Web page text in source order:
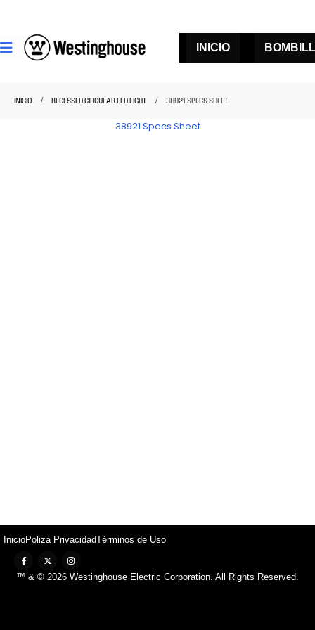
INICIO
INICIO RECESSED CIRCULAR LED LIGHT 38921 SPECS SHEET
38921 Specs Sheet
InicioPóliza PrivacidadTérminos de Uso
™ & © 2026 Westinghouse Electric Corporation. All Rights Reserved.